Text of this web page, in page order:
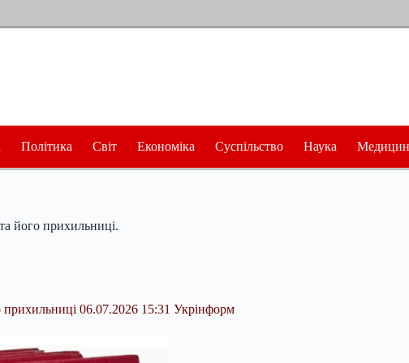
Політика Світ Економіка Суспільство Наука
його прихильниці.
прихильниці 06.07.2026 15:31 Укрінформ